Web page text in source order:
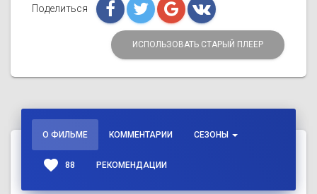
Поделиться
ИСПОЛЬЗОВАТЬ СТАРЫЙ ПЛЕЕР
О ФИЛЬМЕ КОММЕНТАРИИ СЕЗОНЫ
favorite 88 РЕКОМЕНДАЦИИ